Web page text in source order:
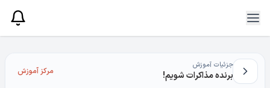
جزئیات آموزش
برنده مذاکرات شویم! مرکز آموزش